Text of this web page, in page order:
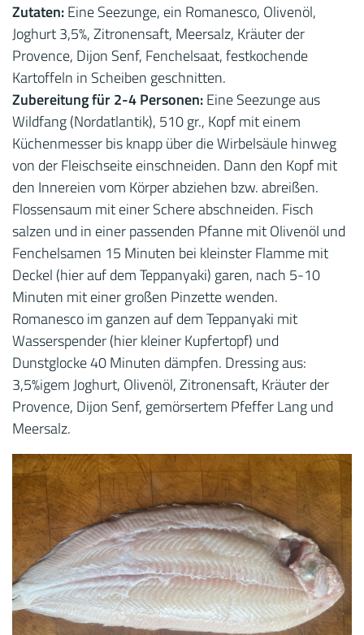
Zutaten:Eine Seezunge, ein Romanesco, Olivenöl,
Joghurt 3,5%, Zitronensaft, Meersalz, Kräuter der
Provence, Dijon Senf, Fenchelsaat, festkochende
Kartoffeln in Scheiben geschnitten.
Zubereitung für 2-4 Personen:Eine Seezunge aus
Wildfang (Nordatlantik), 510 gr., Kopf mit einem
Küchenmesser bis knapp über die Wirbelsäule hinweg
von der Fleischseite einschneiden. Dann den Kopf mit
den Innereien vom Körper abziehen bzw. abreißen.
Flossensaum mit einer Schere abschneiden. Fisch
salzen und in einer passenden Pfanne mit Olivenöl und
Fenchelsamen 15 Minuten bei kleinster Flamme mit
Deckel (hier auf dem Teppanyaki) garen, nach 5-10
Minuten mit einer großen Pinzette wenden.
Romanesco im ganzen auf dem Teppanyaki mit
Wasserspender (hier kleiner Kupfertopf) und
Dunstglocke 40 Minuten dämpfen. Dressing aus:
3,5%igem Joghurt, Olivenöl, Zitronensaft, Kräuter der
Provence, Dijon Senf, gemörsertem Pfeffer Lang und
Meersalz.